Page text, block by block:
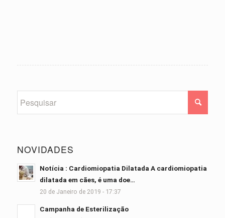
NOVIDADES
Notícia : Cardiomiopatia Dilatada A cardiomiopatia
dilatada em cães, é uma doe…
20 de Janeiro de 2019 - 17:37
Campanha de Esterilização